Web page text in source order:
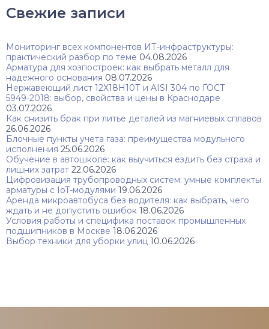
Свежие записи
Мониторинг всех компонентов ИТ-инфраструктуры:
практический разбор по теме 04.08.2026
Арматура для хозпостроек: как выбрать металл для
надежного основания 08.07.2026
Нержавеющий лист 12Х18Н10Т и AISI 304 по ГОСТ
5949‑2018: выбор, свойства и цены в Краснодаре
03.07.2026
Как снизить брак при литье деталей из магниевых сплавов
26.06.2026
Блочные пункты учета газа: преимущества модульного
исполнения 25.06.2026
Обучение в автошколе: как выучиться ездить без страха и
лишних затрат 22.06.2026
Цифровизация трубопроводных систем: умные комплекты
арматуры с IoT-модулями 19.06.2026
Аренда микроавтобуса без водителя: как выбрать, чего
ждать и не допустить ошибок 18.06.2026
Условия работы и специфика поставок промышленных
подшипников в Москве 18.06.2026
Выбор техники для уборки улиц 10.06.2026